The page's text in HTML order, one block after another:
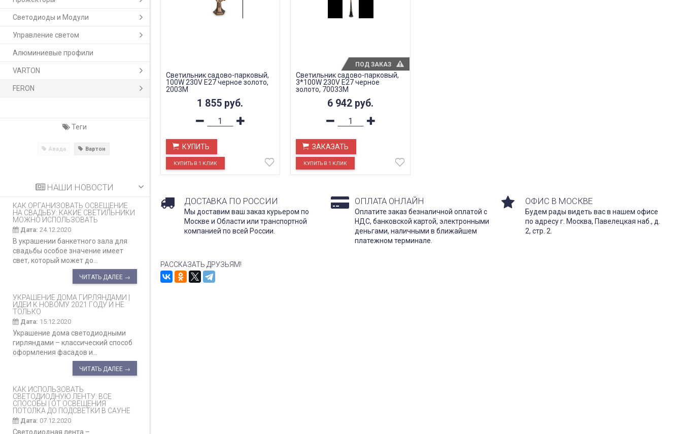
Светодиоды и Модули
Управление светом
Алюминиевые профили
VARTON
FERON
Теги
Авада Вартон
НАШИ НОВОСТИ
КАК ОРГАНИЗОВАТЬ ОСВЕЩЕНИЕ
НА СВАДЬБУ: КАКИЕ СВЕТИЛЬНИКИ
МОЖНО ИСПОЛЬЗОВАТЬ
Дата: 24.12.2020
В украшении банкетного зала для
свадьбы особое значение имеет
свет, который может до...
ЧИТАТЬ ДАЛЕЕ →
УКРАШЕНИЕ ДОМА ГИРЛЯНДАМИ |
ИДЕИ К НОВОМУ 2021 ГОДУ И НЕ
ТОЛЬКО
Дата: 15.12.2020
Украшение дома светодиодными
гирляндами – классический способ
оформления фасадов и...
ЧИТАТЬ ДАЛЕЕ →
КАК ИСПОЛЬЗОВАТЬ
СВЕТОДИОДНУЮ ЛЕНТУ: ВСЕ
СПОСОБЫ | ОТ ОСВЕЩЕНИЯ
ПОТОЛКА ДО ПОДСВЕТКИ В САУНЕ
Дата: 07.12.2020
Светодиодная лента –
Светильник садово-парковый,
100W 230V E27 черное золото,
2003M
1 855 руб.
КУПИТЬ
Светильник садово-парковый,
3*100W 230V E27 черное
золото, 70033M
6 942 руб.
ЗАКАЗАТЬ
ПОД ЗАКАЗ
ДОСТАВКА ПО РОССИИ
Мы доставим ваш заказ курьером по
Москве и Области или транспортной
компанией по всей России.
ОПЛАТА ОНЛАЙН
Оплатите заказ безналичной оплатой с
НДС, банковской картой, электронными
деньгами, наличными в ближайшем
платежном терминале.
ОФИС В МОСКВЕ
Будем рады видеть вас в нашем офисе
по адресу г. Москва, Павелецкая наб., д.
2, стр. 2.
РАССКАЗАТЬ ДРУЗЬЯМ!